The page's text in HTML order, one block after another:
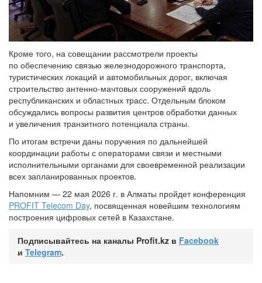
Кроме того, на совещании рассмотрели проекты
по обеспечению связью железнодорожного транспорта,
туристических локаций и автомобильных дорог, включая
строительство антенно-мачтовых сооружений вдоль
республиканских и областных трасс. Отдельным блоком
обсуждались вопросы развития центров обработки данных
и увеличения транзитного потенциала страны.
По итогам встречи даны поручения по дальнейшей
координации работы с операторами связи и местными
исполнительными органами для своевременной реализации
всех запланированных проектов.
Напомним — 22 мая 2026 г. в Алматы пройдет конференция
PROFIT Telecom Day, посвященная новейшим технологиям
построения цифровых сетей в Казахстане.
Подписывайтесь на каналы Profit.kz в Facebook
и Telegram.